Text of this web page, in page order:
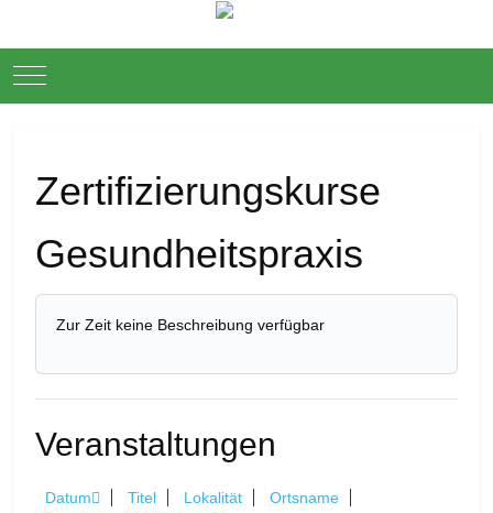
Mobile Menu Toggle
Zertifizierungskurse
Gesundheitspraxis
Zur Zeit keine Beschreibung verfügbar
Veranstaltungen
Datum Titel Lokalität
Ortsname